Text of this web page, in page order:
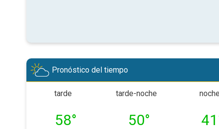
Pronóstico del tiempo
tarde
58°
tarde-noche
50°
noche
41